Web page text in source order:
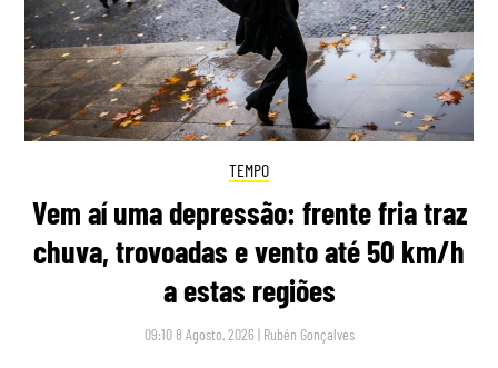
TEMPO
Vem aí uma depressão: frente fria traz
chuva, trovoadas e vento até 50 km/h
a estas regiões
09:10 8 Agosto, 2026 | Rubén Gonçalves